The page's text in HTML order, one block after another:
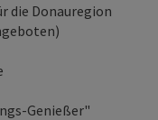
die Donauregion
Genießer"